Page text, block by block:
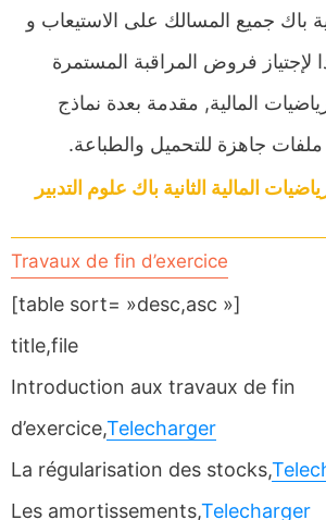
باك جميع المسالك على الاستيعاب و
لإجتياز فروض المراقبة المستمرة
المالية, مقدمة بعدة نماذج
جاهزة للتحميل والطباعة.
المالية الثانية باك علوم التدبير
Travaux de fin d’exercice
[table sort= »desc,asc »]
title,file
Introduction aux travaux de fin
d’exercice,Telecharger
La régularisation des stocks,
Les amortissements,Telecharger